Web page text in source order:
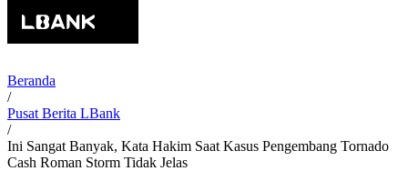
Beranda
/
Pusat Berita LBank
/
Ini Sangat Banyak, Kata Hakim Saat Kasus Pengembang Tornado
Cash Roman Storm Tidak Jelas